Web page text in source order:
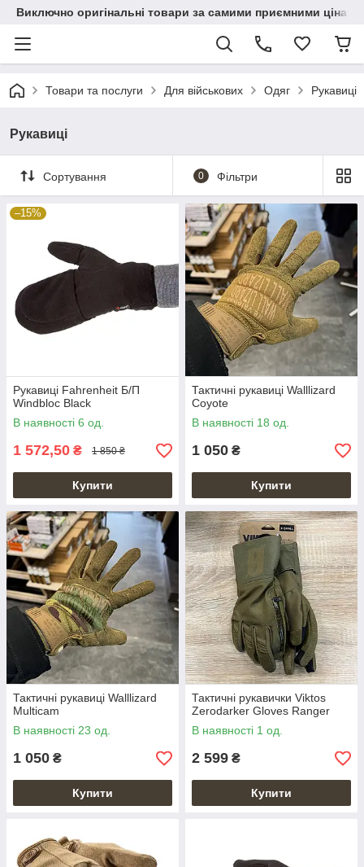
Виключно оригінальні товари за самими приємними
Товари та послуги Для військових Одяг Рукавиці
Рукавиці
Сортування 0 Фільтри
–15%
Рукавиці Fahrenheit Б/П
Windbloc Black
В наявності 6 од.
1 572,50 ₴ 1 850 ₴
Купити
Тактичні рукавиці Walllizard
Coyote
В наявності 18 од.
1 050 ₴
Купити
Тактичні рукавиці Walllizard
Multicam
В наявності 23 од.
1 050 ₴
Купити
Тактичні рукавички Viktos
Zerodarker Gloves Ranger
В наявності 1 од.
2 599 ₴
Купити